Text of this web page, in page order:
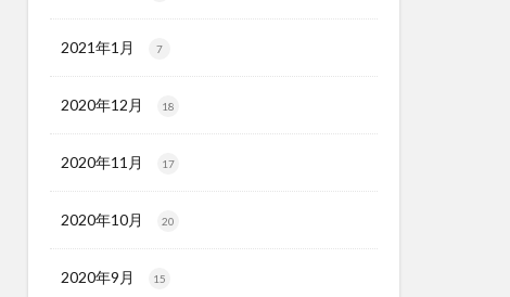
2021年1月 7
2020年12月 18
2020年11月 17
2020年10月 20
2020年9月 15